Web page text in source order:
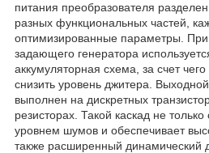
питания преобразователя
разных функциональных частей,
оптимизированные параметры.
задающего генератора
аккумуляторная схема, за счет
снизить уровень джитера.
выполнен на дискретных
резисторах. Такой каскад не
уровнем шумов и обеспечивает
также расширенный динамический